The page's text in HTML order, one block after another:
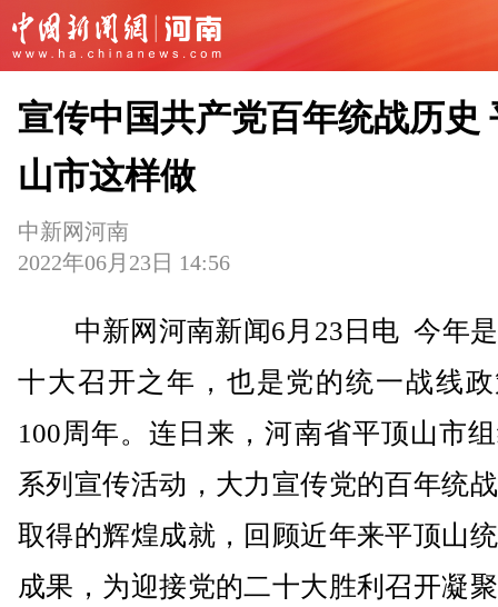
宣传中国共产党百年统战历史
山市这样做
中新网河南
2022年06月23日 14:56
中新网河南新闻6月23日电 今年是
十大召开之年，也是党的统一战线
100周年。连日来，河南省平顶山市
系列宣传活动，大力宣传党的百年统
取得的辉煌成就，回顾近年来平顶山
成果，为迎接党的二十大胜利召开凝